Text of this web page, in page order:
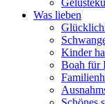
Was lieben
Kinder
Boah für